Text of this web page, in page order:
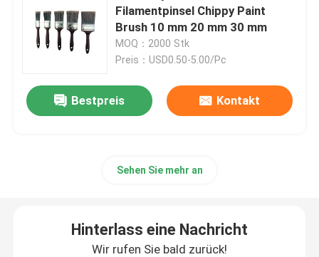
Filamentpinsel Chippy Paint
Brush 10 mm 20 mm 30 mm
MOQ：2000 Stk
Preis：USD0.50-5.00/Pc
Bestpreis Kontakt
Sehen Sie mehr an
Hinterlass eine Nachricht
Wir rufen Sie bald zurück!